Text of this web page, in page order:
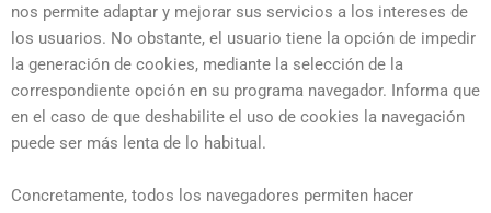
nos permite adaptar y mejorar sus servicios a los intereses de
los usuarios. No obstante, el usuario tiene la opción de impedir
la generación de cookies, mediante la selección de la
correspondiente opción en su programa navegador. Informa que
en el caso de que deshabilite el uso de cookies la navegación
puede ser más lenta de lo habitual.
Concretamente, todos los navegadores permiten hacer